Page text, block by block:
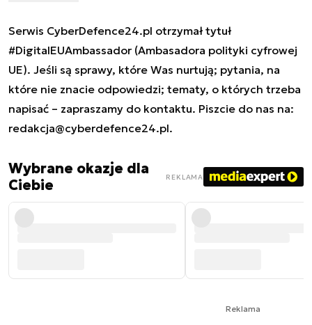
Serwis CyberDefence24.pl otrzymał tytuł
#DigitalEUAmbassador (Ambasadora polityki cyfrowej
UE). Jeśli są sprawy, które Was nurtują; pytania, na
które nie znacie odpowiedzi; tematy, o których trzeba
napisać – zapraszamy do kontaktu. Piszcie do nas na:
redakcja@cyberdefence24.pl.
Wybrane okazje dla
Ciebie
REKLAMA
Reklama